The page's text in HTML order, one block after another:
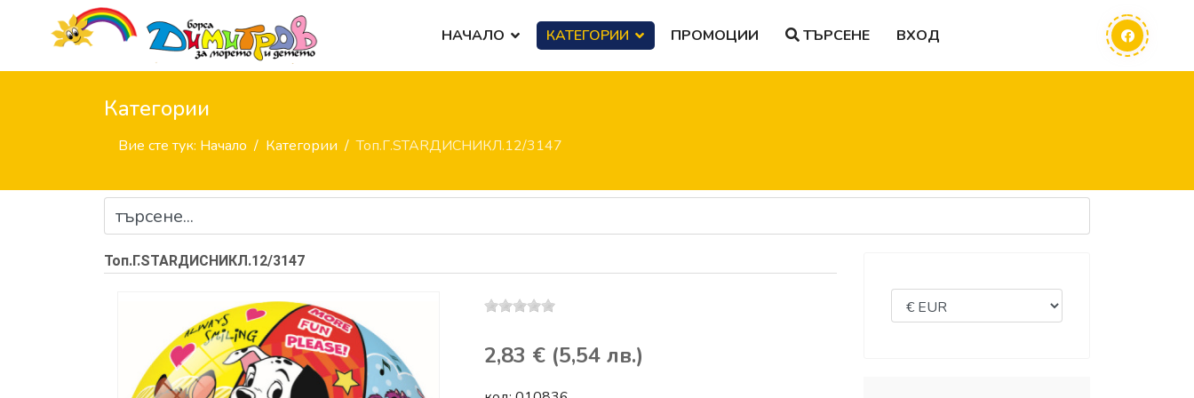
НАЧАЛО КАТЕГОРИИ ПРОМОЦИИ ТЪРСЕНЕ ВХОД
Категории
Вие сте тук: Начало Категории Топ.Г.STARДИСНИКЛ.12/3147
Топ.Г.STARДИСНИКЛ.12/3147
2,83 € (5,54 лв.)